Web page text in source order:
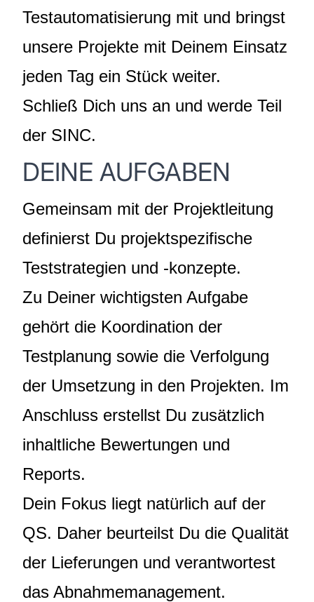
Testautomatisierung mit und bringst
unsere Projekte mit Deinem Einsatz
jeden Tag ein Stück weiter.
Schließ Dich uns an und werde Teil
der SINC.
DEINE AUFGABEN
Gemeinsam mit der Projektleitung
definierst Du projektspezifische
Teststrategien und -konzepte.
Zu Deiner wichtigsten Aufgabe
gehört die Koordination der
Testplanung sowie die Verfolgung
der Umsetzung in den Projekten. Im
Anschluss erstellst Du zusätzlich
inhaltliche Bewertungen und
Reports.
Dein Fokus liegt natürlich auf der
QS. Daher beurteilst Du die Qualität
der Lieferungen und verantwortest
das Abnahmemanagement.